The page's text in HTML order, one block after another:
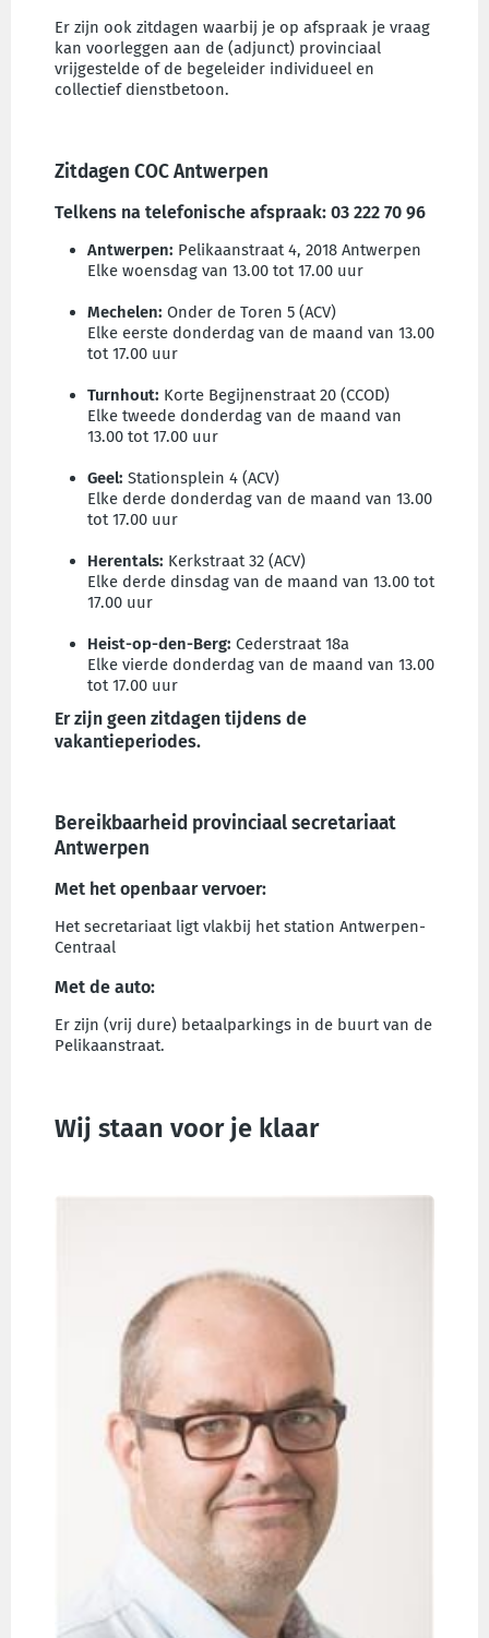
Er zijn ook zitdagen waarbij je op afspraak je vraag
kan voorleggen aan de (adjunct) provinciaal
vrijgestelde of de begeleider individueel en
collectief dienstbetoon.
Zitdagen COC Antwerpen
Telkens na telefonische afspraak: 03 222 70 96
Antwerpen: Pelikaanstraat 4, 2018 Antwerpen
Elke woensdag van 13.00 tot 17.00 uur
Mechelen: Onder de Toren 5 (ACV)
Elke eerste donderdag van de maand van 13.00
tot 17.00 uur
Turnhout: Korte Begijnenstraat 20 (CCOD)
Elke tweede donderdag van de maand van
13.00 tot 17.00 uur
Geel: Stationsplein 4 (ACV)
Elke derde donderdag van de maand van 13.00
tot 17.00 uur
Herentals: Kerkstraat 32 (ACV)
Elke derde dinsdag van de maand van 13.00 tot
17.00 uur
Heist-op-den-Berg: Cederstraat 18a
Elke vierde donderdag van de maand van 13.00
tot 17.00 uur
Er zijn geen zitdagen tijdens de
vakantieperiodes.
Bereikbaarheid provinciaal secretariaat
Antwerpen
Met het openbaar vervoer:
Het secretariaat ligt vlakbij het station Antwerpen-
Centraal
Met de auto:
Er zijn (vrij dure) betaalparkings in de buurt van de
Pelikaanstraat.
Wij staan voor je klaar